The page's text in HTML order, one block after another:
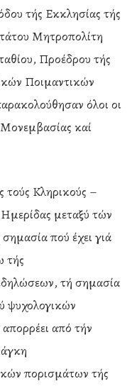
τής Εκκλησίας τής
Μητροπολίτη
Προέδρου τής
Ποιμαντικών
όλοι οι
καί
Κληρικούς –
μεταξύ τών
σημασία πού έχει γιά
τής
τή σημασία
ψυχολογικών
από τήν
πορισμάτων τής